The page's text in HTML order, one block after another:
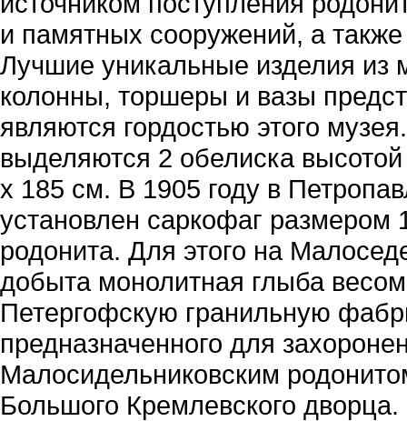
и памятных сооружений, а
Лучшие уникальные изделия из
колонны, торшеры и вазы
являются гордостью этого
выделяются 2 обелиска
х 185 см. В 1905 году в
установлен саркофаг
родонита. Для этого на
добыта монолитная глыба
Петергофскую гранильную
предназначенного для
Малосидельниковским
Большого Кремлевского дворца.